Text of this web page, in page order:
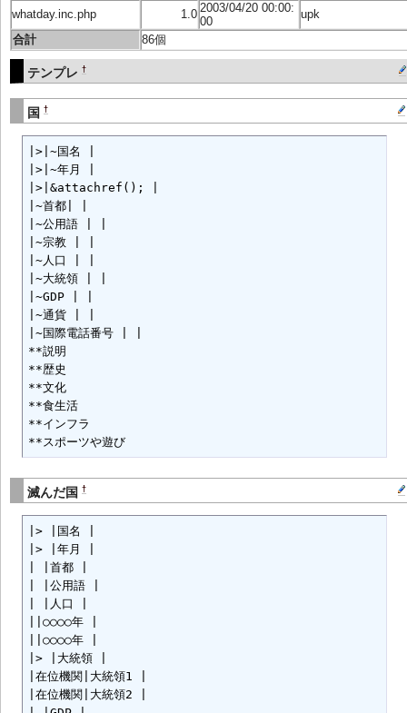
whatday.inc.php 1.0 2003/04/20 00:00:
00
upk
合計
86個
テンプレ †
国 †
|>|~国名 |
|>|~年月 |
|>|&attachref(); |
|~首都| |
|~公用語 | |
|~宗教 | |
|~人口 | |
|~大統領 | |
|~GDP | |
|~通貨 | |
|~国際電話番号 | |
**説明
**歴史
**文化
**食生活
**インフラ
**スポーツや遊び
滅んだ国 †
|> |国名 |
|> |年月 |
| |首都 |
| |公用語 |
| |人口 |
||○○○○年 |
||○○○○年 |
|> |大統領 |
|在位機関|大統領1 |
|在位機関|大統領2 |